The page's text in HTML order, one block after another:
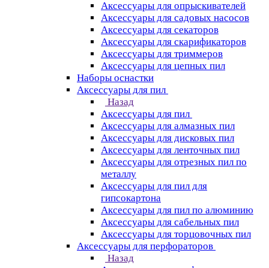
Аксессуары для опрыскивателей
Аксессуары для садовых насосов
Аксессуары для секаторов
Аксессуары для скарификаторов
Аксессуары для триммеров
Аксессуары для цепных пил
Наборы оснастки
Аксессуары для пил
Назад
Аксессуары для пил
Аксессуары для алмазных пил
Аксессуары для дисковых пил
Аксессуары для ленточных пил
Аксессуары для отрезных пил по
металлу
Аксессуары для пил для
гипсокартона
Аксессуары для пил по алюминию
Аксессуары для сабельных пил
Аксессуары для торцовочных пил
Аксессуары для перфораторов
Назад